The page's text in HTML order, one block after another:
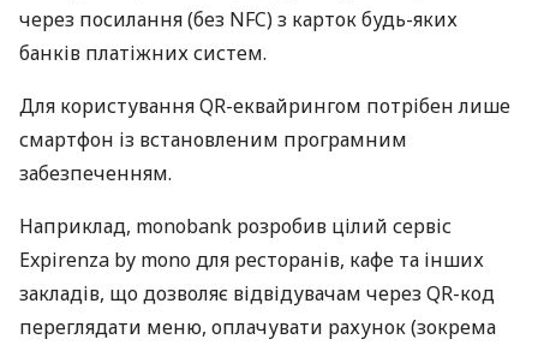
через посилання (без NFC) з карток будь-яких
банків платіжних систем.
Для користування QR-еквайрингом потрібен лише
смартфон із встановленим програмним
забезпеченням.
Наприклад, monobank розробив цілий сервіс
Expirenza by mono для ресторанів, кафе та інших
закладів, що дозволяє відвідувачам через QR-код
переглядати меню, оплачувати рахунок (зокрема